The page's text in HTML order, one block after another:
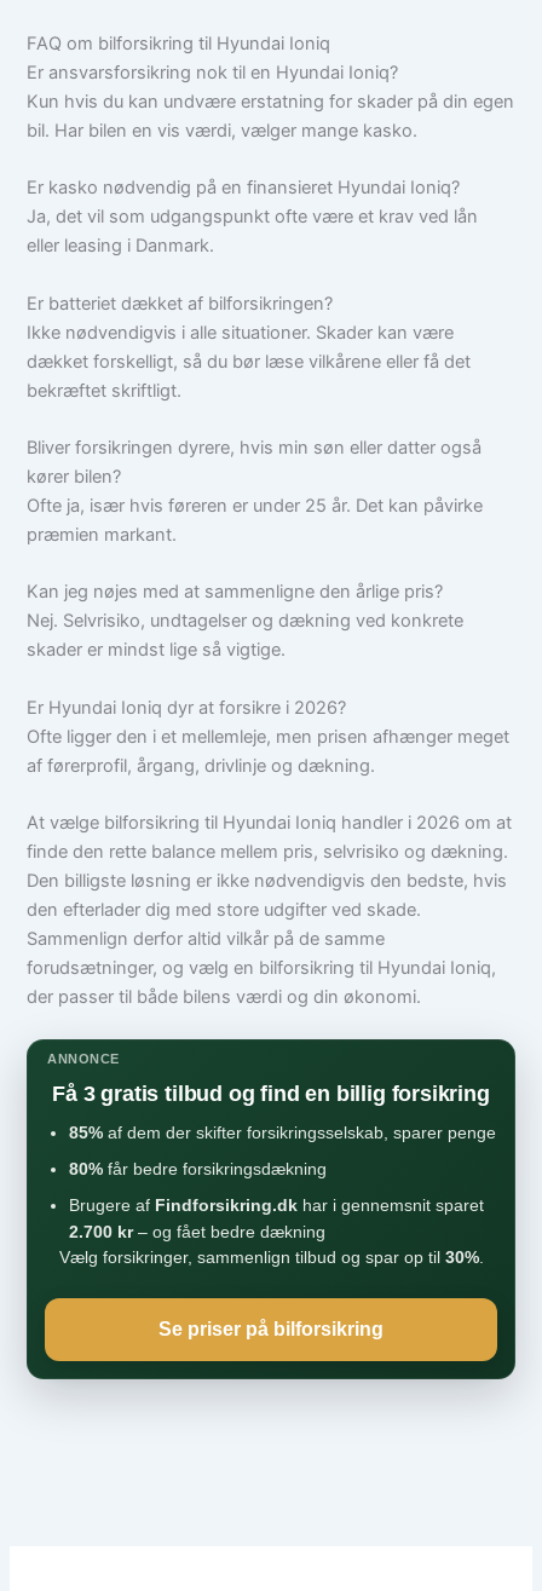
FAQ om bilforsikring til Hyundai Ioniq
Er ansvarsforsikring nok til en Hyundai Ioniq?
Kun hvis du kan undvære erstatning for skader på din egen
bil. Har bilen en vis værdi, vælger mange kasko.
Er kasko nødvendig på en finansieret Hyundai Ioniq?
Ja, det vil som udgangspunkt ofte være et krav ved lån
eller leasing i Danmark.
Er batteriet dækket af bilforsikringen?
Ikke nødvendigvis i alle situationer. Skader kan være
dækket forskelligt, så du bør læse vilkårene eller få det
bekræftet skriftligt.
Bliver forsikringen dyrere, hvis min søn eller datter også
kører bilen?
Ofte ja, især hvis føreren er under 25 år. Det kan påvirke
præmien markant.
Kan jeg nøjes med at sammenligne den årlige pris?
Nej. Selvrisiko, undtagelser og dækning ved konkrete
skader er mindst lige så vigtige.
Er Hyundai Ioniq dyr at forsikre i 2026?
Ofte ligger den i et mellemleje, men prisen afhænger meget
af førerprofil, årgang, drivlinje og dækning.
At vælge bilforsikring til Hyundai Ioniq handler i 2026 om at
finde den rette balance mellem pris, selvrisiko og dækning.
Den billigste løsning er ikke nødvendigvis den bedste, hvis
den efterlader dig med store udgifter ved skade.
Sammenlign derfor altid vilkår på de samme
forudsætninger, og vælg en bilforsikring til Hyundai Ioniq,
der passer til både bilens værdi og din økonomi.
ANNONCE
Få 3 gratis tilbud og find en billig forsikring
85% af dem der skifter forsikringsselskab, sparer penge
80% får bedre forsikringsdækning
Brugere af Findforsikring.dk har i gennemsnit sparet
2.700 kr– og fået bedre dækning
Vælg forsikringer, sammenlign tilbud og spar op til 30%.
Se priser på bilforsikring